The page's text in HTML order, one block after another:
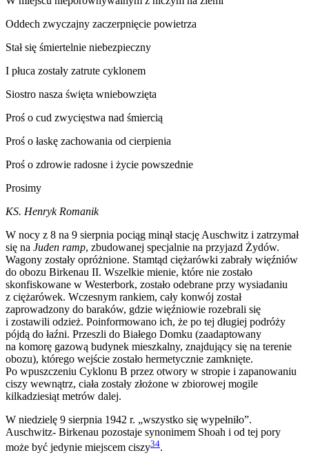
Oddech zwyczajny zaczerpnięcie powietrza
Stał się śmiertelnie niebezpieczny
I płuca zostały zatrute cyklonem
Siostro nasza święta wniebowzięta
Proś o cud zwycięstwa nad śmiercią
Proś o łaskę zachowania od cierpienia
Proś o zdrowie radosne i życie powszednie
Prosimy
KS. Henryk Romanik
W nocy z 8 na 9 sierpnia pociąg minął stację Auschwitz i zatrzymał
się na Juden ramp, zbudowanej specjalnie na przyjazd Żydów.
Wagony zostały opróżnione. Stamtąd ciężarówki zabrały więźniów
do obozu Birkenau II. Wszelkie mienie, które nie zostało
skonfiskowane w Westerbork, zostało odebrane przy wysiadaniu
z ciężarówek. Wczesnym rankiem, cały konwój został
zaprowadzony do baraków, gdzie więźniowie rozebrali się
i zostawili odzież. Poinformowano ich, że po tej długiej podróży
pójdą do łaźni. Przeszli do Białego Domku (zaadaptowany
na komorę gazową budynek mieszkalny, znajdujący się na terenie
obozu), którego wejście zostało hermetycznie zamknięte.
Po wpuszczeniu Cyklonu B przez otwory w stropie i zapanowaniu
ciszy wewnątrz, ciała zostały złożone w zbiorowej mogile
kilkadziesiąt metrów dalej.
W niedzielę 9 sierpnia 1942 r. „wszystko się wypełniło”.
Auschwitz- Birkenau pozostaje synonimem Shoah i od tej pory
może być jedynie miejscem ciszy34.